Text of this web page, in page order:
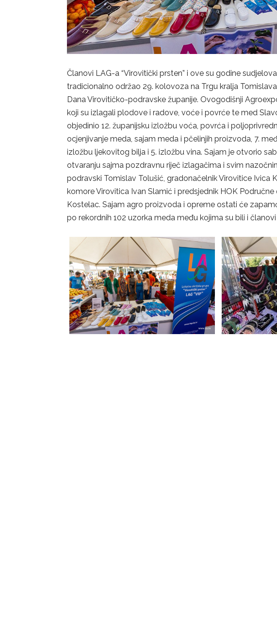
Članovi LAG-a “Virovitički prsten” i ove su godine
tradicionalno održao 29. kolovoza na Trgu kralja
Dana Virovitičko-podravske županije. Ovogodišnji
koji su izlagali plodove i radove, voće i povrće te med
objedinio 12. županijsku izložbu voća, povrća i
ocjenjivanje meda, sajam meda i pčelinjih proizvoda, 7.
izložbu ljekovitog bilja i 5. izložbu vina. Sajam je otvorio
otvaranju sajma pozdravnu riječ izlagačima i svim
podravski Tomislav Tolušić, gradonačelnik Virovitice Ivica
komore Virovitica Ivan Slamić i predsjednik HOK
Kostelac. Sajam agro proizvoda i opreme ostati će
po rekordnih 102 uzorka meda među kojima su bili i članovi